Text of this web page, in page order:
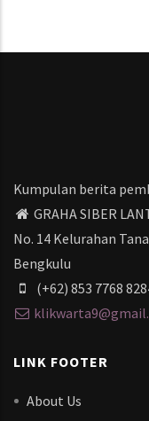
Kumpulan berita
GRAHA SIBER
No. 14 Kelurahan
Bengkulu
(+62) 853 7768
LINK FOOTER
About Us